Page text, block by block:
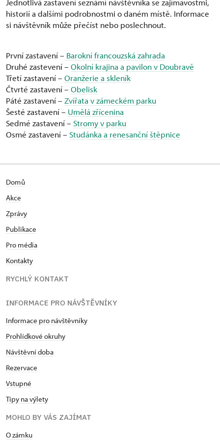
Jednotlivá zastavení seznámí návštěvníka se zajímavostmi,
historií a dalšími podrobnostmi o daném místě. Informace
si návštěvník může přečíst nebo poslechnout.
První zastavení – Barokní francouzská zahrada
Druhé zastevení – Okolní krajina a pavilon v Doubravě
Třetí zastavení – Oranžerie a skleník
Čtvrté zastavení – Obelisk
Páté zastavení – Zvířata v zámeckém parku
Šesté zastavení – Umělá zřícenina
Sedmé zastavení – Stromy v parku
Osmé zastavení – Studánka a renesanční štěpnice
Domů
Akce
Zprávy
Publikace
Pro média
Kontakty
RYCHLÝ KONTAKT
INFORMACE PRO NÁVŠTĚVNÍKY
Informace pro návštěvníky
Prohlídkové okruhy
Návštěvní doba
Rezervace
Vstupné
Tipy na výlety
MOHLO BY VÁS ZAJÍMAT
O zámku